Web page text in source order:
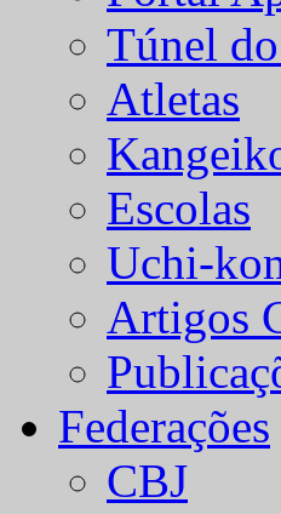
Túnel
Atletas
Escolas
Uchi-
Artigos
Federações
CBJ